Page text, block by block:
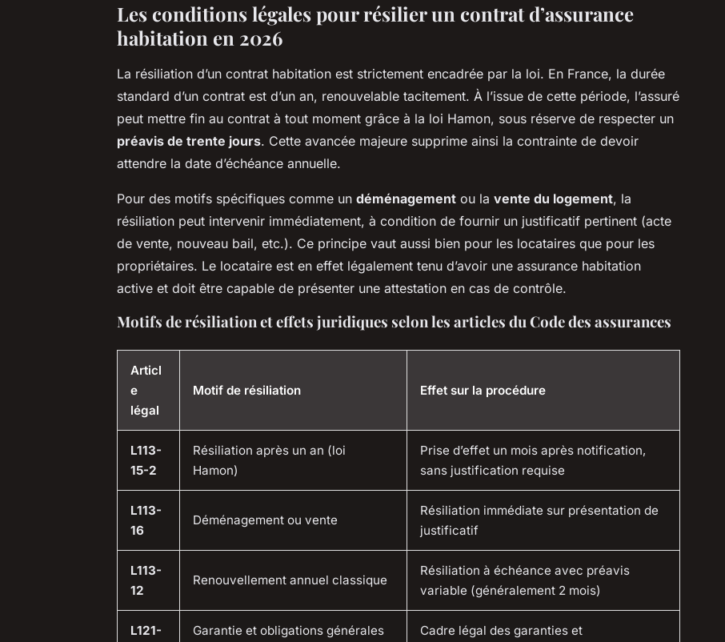
Les conditions légales pour résilier un contrat d’assurance
habitation en 2026
La résiliation d’un contrat habitation est strictement encadrée par la loi. En France, la durée
standard d’un contrat est d’un an, renouvelable tacitement. À l’issue de cette période, l’assuré
peut mettre fin au contrat à tout moment grâce à la loi Hamon, sous réserve de respecter un
préavis de trente jours. Cette avancée majeure supprime ainsi la contrainte de devoir
attendre la date d’échéance annuelle.
Pour des motifs spécifiques comme un déménagement ou la vente du logement, la
résiliation peut intervenir immédiatement, à condition de fournir un justificatif pertinent (acte
de vente, nouveau bail, etc.). Ce principe vaut aussi bien pour les locataires que pour les
propriétaires. Le locataire est en effet légalement tenu d’avoir une assurance habitation
active et doit être capable de présenter une attestation en cas de contrôle.
Motifs de résiliation et effets juridiques selon les articles du Code des assurances
Articl
e
légal
Motif de résiliation Effet sur la procédure
L113-
15-2
Résiliation après un an (loi
Hamon)
Prise d’effet un mois après notification,
sans justification requise
L113-
16
Déménagement ou vente
Résiliation immédiate sur présentation de
justificatif
L113-
12
Renouvellement annuel classique
Résiliation à échéance avec préavis
variable (généralement 2 mois)
L121-
Garantie et obligations générales
Cadre légal des garanties et